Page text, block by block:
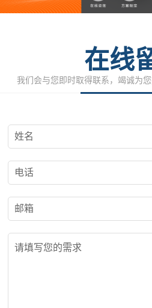
在线
我们会与您即时取得联系，竭诚为